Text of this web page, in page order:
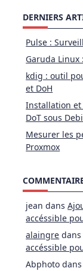
DERNIERS
Pulse :
Garuda Linux
kdig : outil
et DoH
Installation et
DoT sous
Mesurer les
Proxmox
jean dans
accéssible
alaingre
accéssible
Abphoto dans